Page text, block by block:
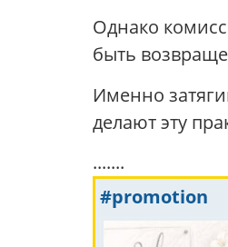
Однако
быть
Именно
делают эту
.......
#promotion